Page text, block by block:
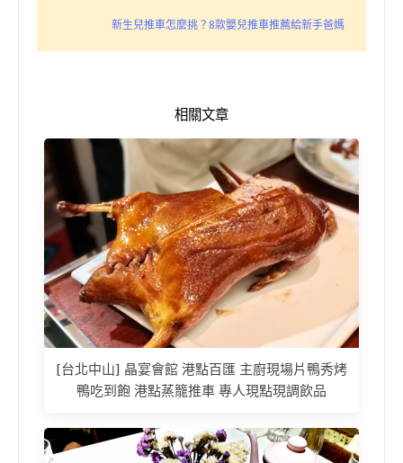
新生兒推車怎麼挑？8款嬰兒推車推薦給新手爸媽
相關文章
[台北中山] 晶宴會館 港點百匯 主廚現場片鴨秀烤
鴨吃到飽 港點蒸籠推車 專人現點現調飲品